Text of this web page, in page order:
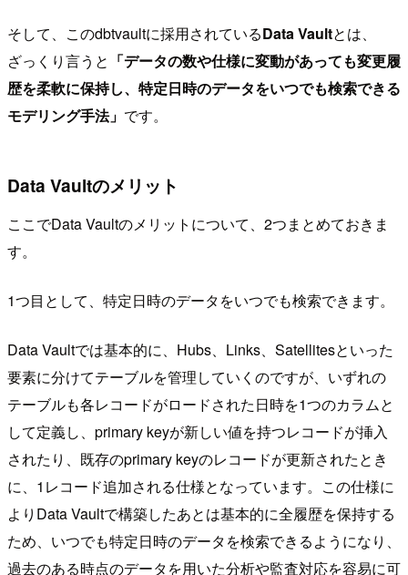
そして、このdbtvaultに採用されているData Vaultとは、
ざっくり言うと 「データの数や仕様に変動があっても変更履
歴を柔軟に保持し、特定日時のデータをいつでも検索できる
モデリング手法」 です。
Data Vaultのメリット
ここでData Vaultのメリットについて、2つまとめておきま
す。
1つ目として、特定日時のデータをいつでも検索できます。
Data Vaultでは基本的に、Hubs、Links、Satellitesといった
要素に分けてテーブルを管理していくのですが、いずれの
テーブルも各レコードがロードされた日時を1つのカラムと
して定義し、primary keyが新しい値を持つレコードが挿入
されたり、既存のprimary keyのレコードが更新されたとき
に、1レコード追加される仕様となっています。この仕様に
よりData Vaultで構築したあとは基本的に全履歴を保持する
ため、いつでも特定日時のデータを検索できるようになり、
過去のある時点のデータを用いた分析や監査対応を容易に可